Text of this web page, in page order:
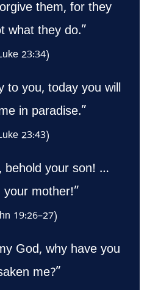
them, for they
what they do.”
23:34)
to you, today you will
in paradise.”
23:43)
behold your son! …
your mother!”
19:26–27)
God, why have you
me?”